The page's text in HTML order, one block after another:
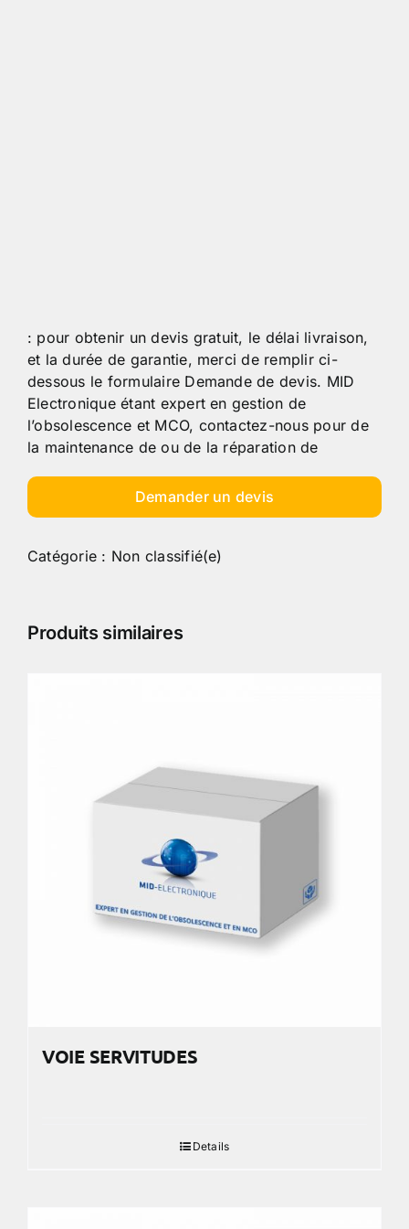
: pour obtenir un devis gratuit, le délai livraison,
et la durée de garantie, merci de remplir ci-
dessous le formulaire Demande de devis. MID
Electronique étant expert en gestion de
l’obsolescence et MCO, contactez-nous pour de
la maintenance de ou de la réparation de
Demander un devis
Catégorie : Non classifié(e)
Produits similaires
VOIE SERVITUDES
Details